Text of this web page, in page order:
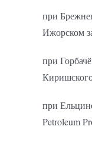
при
Ижорском
при
при
Petroleum